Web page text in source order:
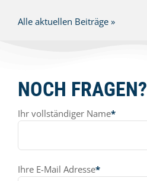
Alle aktuellen Beiträge »
NOCH FRAGEN?
Ihr vollständiger Name*
Ihre E-Mail Adresse*